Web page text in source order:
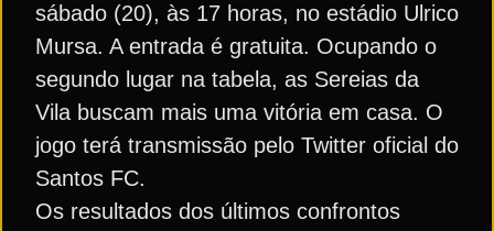
sábado (20), às 17 horas, no estádio Ulrico
Mursa. A entrada é gratuita. Ocupando o
segundo lugar na tabela, as Sereias da
Vila buscam mais uma vitória em casa. O
jogo terá transmissão pelo Twitter oficial do
Santos FC.
Os resultados dos últimos confrontos